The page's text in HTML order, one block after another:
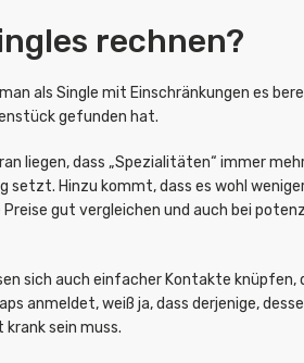
rechnen?
als Single mit Einschränkungen es
gefunden hat.
liegen, dass „Spezialitäten“ immer
Hinzu kommt, dass es wohl
gut vergleichen und auch bei
sich auch einfacher Kontakte knüpfen,
anmeldet, weiß ja, dass derjenige,
sein muss.